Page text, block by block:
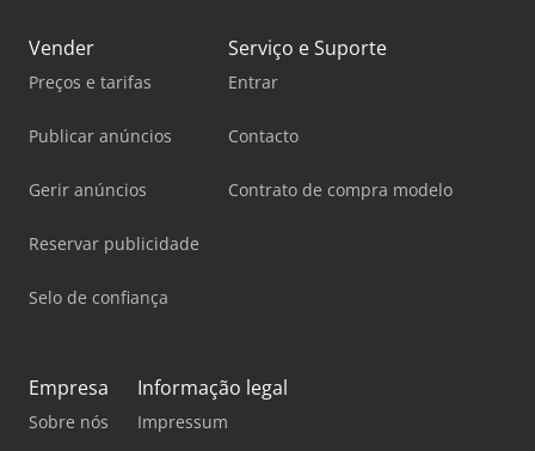
Vender
Preços e tarifas
Publicar anúncios
Gerir anúncios
Reservar publicidade
Selo de confiança
Serviço e Suporte
Entrar
Contacto
Contrato de compra modelo
Empresa
Sobre nós
Informação legal
Impressum